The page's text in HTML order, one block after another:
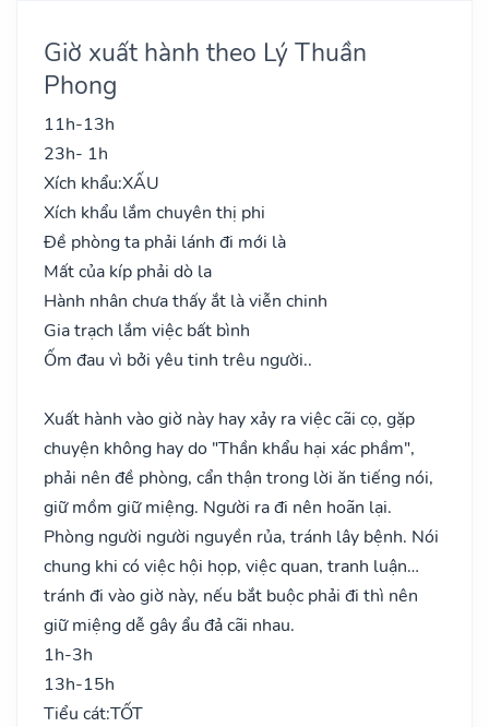
Giờ xuất hành theo Lý Thuần
Phong
11h-13h
23h- 1h
Xích khẩu:XẤU
Xích khẩu lắm chuyên thị phi
Đề phòng ta phải lánh đi mới là
Mất của kíp phải dò la
Hành nhân chưa thấy ắt là viễn chinh
Gia trạch lắm việc bất bình
Ốm đau vì bởi yêu tinh trêu người..
Xuất hành vào giờ này hay xảy ra việc cãi cọ, gặp
chuyện không hay do "Thần khẩu hại xác phầm",
phải nên đề phòng, cẩn thận trong lời ăn tiếng nói,
giữ mồm giữ miệng. Người ra đi nên hoãn lại.
Phòng người người nguyền rủa, tránh lây bệnh. Nói
chung khi có việc hội họp, việc quan, tranh luận…
tránh đi vào giờ này, nếu bắt buộc phải đi thì nên
giữ miệng dễ gây ẩu đả cãi nhau.
1h-3h
13h-15h
Tiểu cát:TỐT